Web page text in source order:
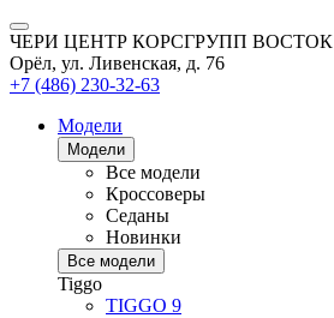
ЧЕРИ ЦЕНТР КОРСГРУПП ВОСТОК
Орёл, ул. Ливенская, д. 76
+7 (486) 230-32-63
Модели
Модели
Все модели
Кроссоверы
Седаны
Новинки
Все модели
Tiggo
TIGGO 9